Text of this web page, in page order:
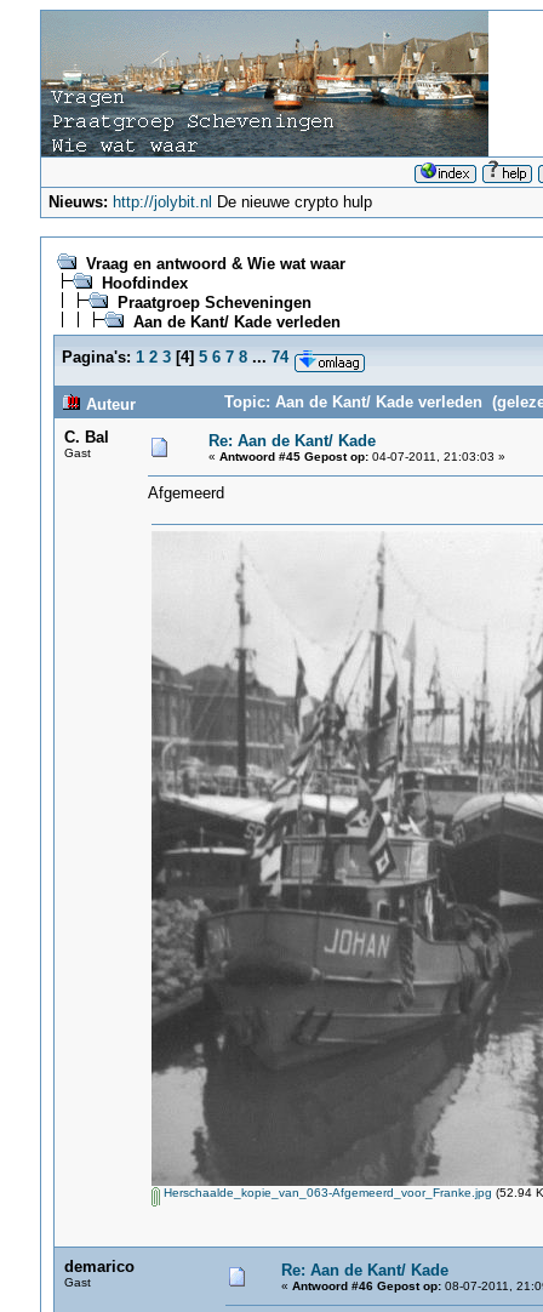
Nieuws: http://jolybit.nl De nieuwe crypto hulp
Vraag en antwoord & Wie wat waar
Hoofdindex
Praatgroep Scheveningen
Aan de Kant/ Kade verleden
Pagina's: 1 2 3[4] 5 6 7 8 ... 74
Auteur
Topic: Aan de Kant/ Kade verleden
C. Bal
Gast
Re: Aan de Kant/ Kade
« Antwoord #45 Gepost op:04-07-2011, 21:03:03 »
Afgemeerd
Herschaalde_kopie_van_063-Afgemeerd_voor_Franke.jpg (52.94
demarico
Gast
Re: Aan de Kant/ Kade
« Antwoord #46 Gepost op:08-07-2011,